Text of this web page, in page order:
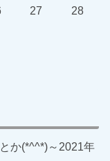
27
28
か(*^^*)～2021年